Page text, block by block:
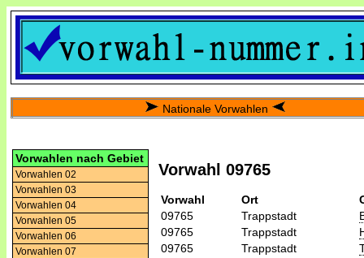
Nationale Vorwahlen
Vorwahlen nach Gebiet
Vorwahlen 02
Vorwahlen 03
Vorwahlen 04
Vorwahlen 05
Vorwahlen 06
Vorwahlen 07
Vorwahl 09765
Vorwahl Ort
09765
Trappstadt
09765
Trappstadt
09765
Trappstadt